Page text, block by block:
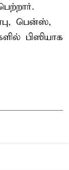
பென்ஸ்,
பிஸியாக